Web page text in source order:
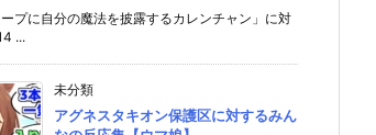
プに自分の魔法を披露するカレンチャン」に対
...
未分類
アグネスタキオン保護区に対するみん